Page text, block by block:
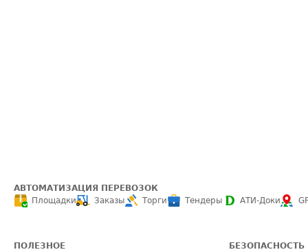
АВТОМАТИЗАЦИЯ ПЕРЕВОЗОК
Площадки
Заказы Торги Тендеры АТИ-Доки
ПОЛЕЗНОЕ БЕЗОПАСНОСТЬ